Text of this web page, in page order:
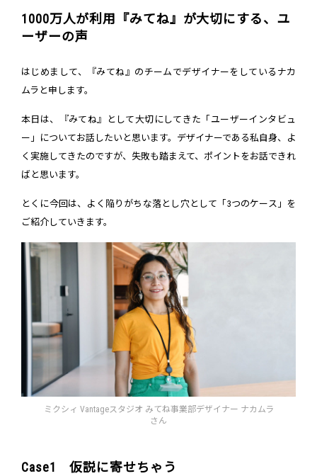
1000万人が利用『みてね』が大切にする、ユ
ーザーの声
はじめまして、『みてね』のチームでデザイナーをしているナカ
ムラと申します。
本日は、『みてね』として大切にしてきた「ユーザーインタビュ
ー」についてお話したいと思います。デザイナーである私自身、よ
く実施してきたのですが、失敗も踏まえて、ポイントをお話できれ
ばと思います。
とくに今回は、よく陥りがちな落とし穴として「3つのケース」を
ご紹介していきます。
ミクシィ Vantageスタジオ みてね事業部デザイナー ナカムラ
さん
Case1 仮説に寄せちゃう